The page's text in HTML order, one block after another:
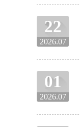
22
2026.07
01
2026.07